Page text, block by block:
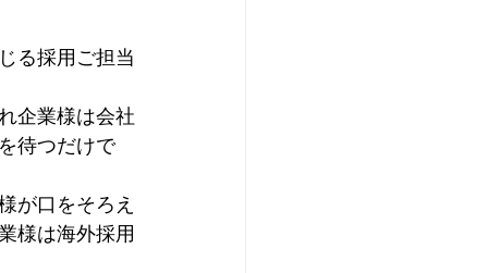
る採用ご担当
企業様は会社
待つだけで
が口をそろえ
様は海外採用